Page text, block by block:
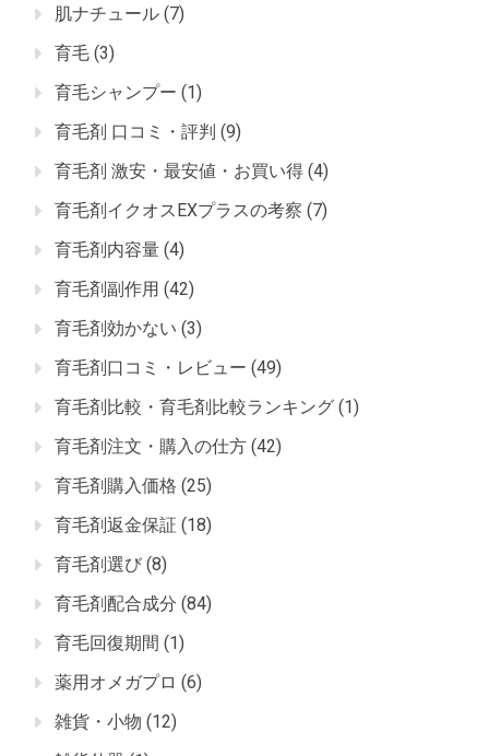
肌ナチュール (7)
育毛 (3)
育毛シャンプー (1)
育毛剤 口コミ・評判 (9)
育毛剤 激安・最安値・お買い得 (4)
育毛剤イクオスEXプラスの考察 (7)
育毛剤内容量 (4)
育毛剤副作用 (42)
育毛剤効かない (3)
育毛剤口コミ・レビュー (49)
育毛剤比較・育毛剤比較ランキング (1)
育毛剤注文・購入の仕方 (42)
育毛剤購入価格 (25)
育毛剤返金保証 (18)
育毛剤選び (8)
育毛剤配合成分 (84)
育毛回復期間 (1)
薬用オメガプロ (6)
雑貨・小物 (12)